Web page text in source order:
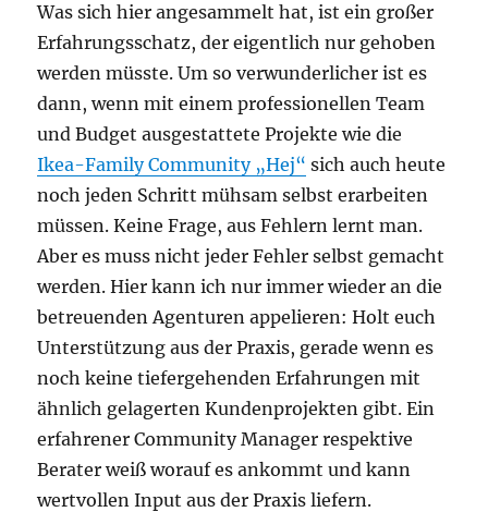
Was sich hier angesammelt hat, ist ein großer
Erfahrungsschatz, der eigentlich nur gehoben
werden müsste. Um so verwunderlicher ist es
dann, wenn mit einem professionellen Team
und Budget ausgestattete Projekte wie die
Ikea-Family Community „Hej“ sich auch heute
noch jeden Schritt mühsam selbst erarbeiten
müssen. Keine Frage, aus Fehlern lernt man.
Aber es muss nicht jeder Fehler selbst gemacht
werden. Hier kann ich nur immer wieder an die
betreuenden Agenturen appelieren: Holt euch
Unterstützung aus der Praxis, gerade wenn es
noch keine tiefergehenden Erfahrungen mit
ähnlich gelagerten Kundenprojekten gibt. Ein
erfahrener Community Manager respektive
Berater weiß worauf es ankommt und kann
wertvollen Input aus der Praxis liefern.